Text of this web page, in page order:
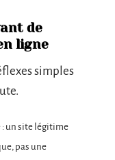
de
ligne
simples
: un site légitime
pas une